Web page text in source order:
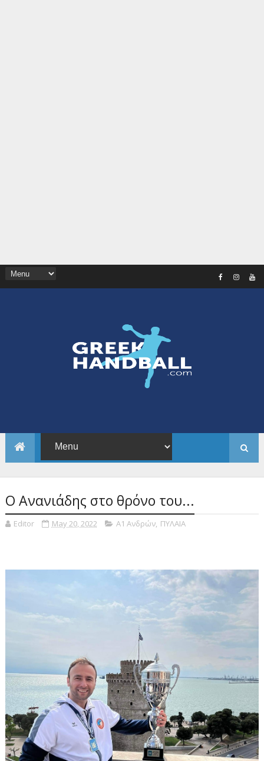
Ο Ανανιάδης στο θρόνο του...
Editor May 20, 2022 Α1 Ανδρών, ΠΥΛΑΙΑ